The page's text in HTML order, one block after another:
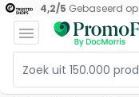
4,2/5 Gebaseerd op